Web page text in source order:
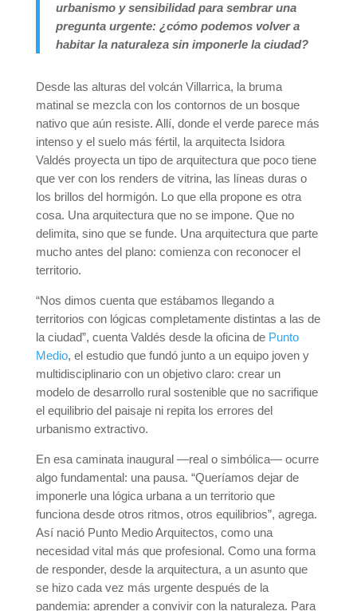
urbanismo y sensibilidad para sembrar una
pregunta urgente: ¿cómo podemos volver a
habitar la naturaleza sin imponerle la ciudad?
Desde las alturas del volcán Villarrica, la bruma
matinal se mezcla con los contornos de un bosque
nativo que aún resiste. Allí, donde el verde parece más
intenso y el suelo más fértil, la arquitecta Isidora
Valdés proyecta un tipo de arquitectura que poco tiene
que ver con los renders de vitrina, las líneas duras o
los brillos del hormigón. Lo que ella propone es otra
cosa. Una arquitectura que no se impone. Que no
delimita, sino que se funde. Una arquitectura que parte
mucho antes del plano: comienza con reconocer el
territorio.
“Nos dimos cuenta que estábamos llegando a
territorios con lógicas completamente distintas a las de
la ciudad”, cuenta Valdés desde la oficina de Punto
Medio, el estudio que fundó junto a un equipo joven y
multidisciplinario con un objetivo claro: crear un
modelo de desarrollo rural sostenible que no sacrifique
el equilibrio del paisaje ni repita los errores del
urbanismo extractivo.
En esa caminata inaugural —real o simbólica— ocurre
algo fundamental: una pausa. “Queríamos dejar de
imponerle una lógica urbana a un territorio que
funciona desde otros ritmos, otros equilibrios”, agrega.
Así nació Punto Medio Arquitectos, como una
necesidad vital más que profesional. Como una forma
de responder, desde la arquitectura, a un asunto que
se hizo cada vez más urgente después de la
pandemia: aprender a convivir con la naturaleza. Para